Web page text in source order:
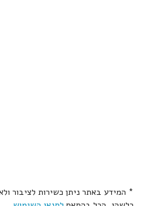
* המידע באתר ניתן כשירות לציבור